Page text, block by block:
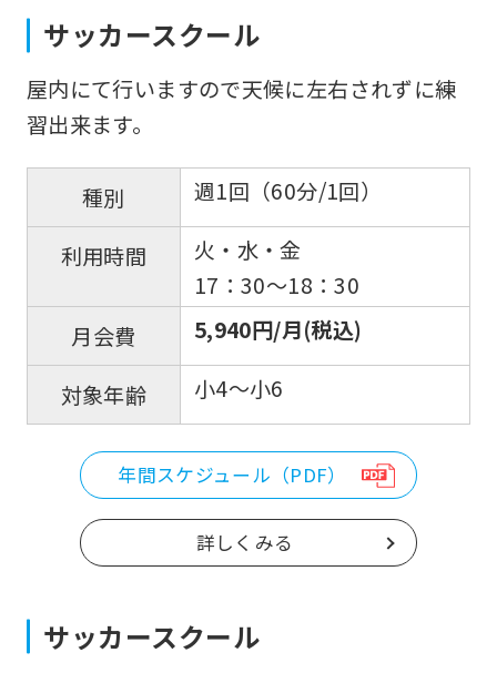
サッカースクール
屋内にて行いますので天候に左右されずに練
習出来ます。
種別 週1回（60分/1回）
利用時間
火・水・金
17：30～18：30
月会費
5,940円/月(税込)
対象年齢 小4～小6
年間スケジュール（PDF）
詳しくみる
サッカースクール